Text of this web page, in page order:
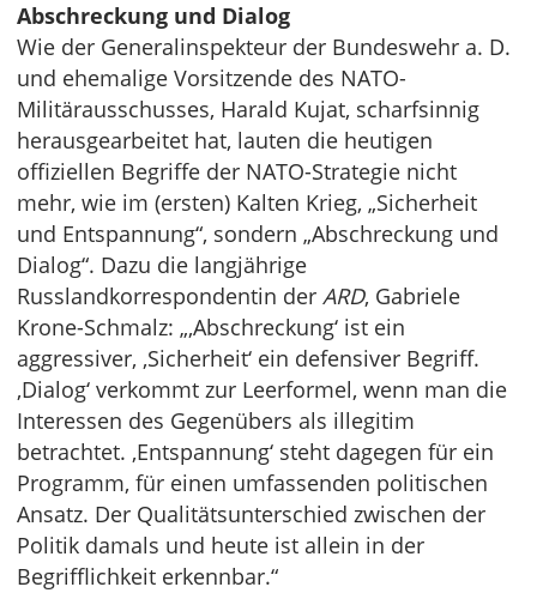
Abschreckung und Dialog
Wie der Generalinspekteur der Bundeswehr a. D.
und ehemalige Vorsitzende des NATO-
Militärausschusses, Harald Kujat, scharfsinnig
herausgearbeitet hat, lauten die heutigen
offiziellen Begriffe der NATO-Strategie nicht
mehr, wie im (ersten) Kalten Krieg, „Sicherheit
und Entspannung“, sondern „Abschreckung und
Dialog“. Dazu die langjährige
Russlandkorrespondentin der ARD, Gabriele
Krone-Schmalz: „‚Abschreckung‘ ist ein
aggressiver, ‚Sicherheit‘ ein defensiver Begriff.
‚Dialog‘ verkommt zur Leerformel, wenn man die
Interessen des Gegenübers als illegitim
betrachtet. ‚Entspannung‘ steht dagegen für ein
Programm, für einen umfassenden politischen
Ansatz. Der Qualitätsunterschied zwischen der
Politik damals und heute ist allein in der
Begrifflichkeit erkennbar.“